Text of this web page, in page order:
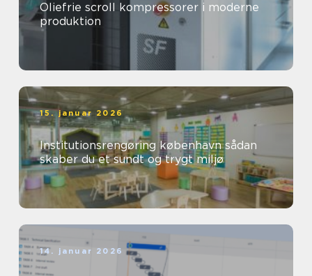
Oliefrie scroll kompressorer i moderne
produktion
15. januar 2026
Institutionsrengøring københavn sådan
skaber du et sundt og trygt miljø
14. januar 2026